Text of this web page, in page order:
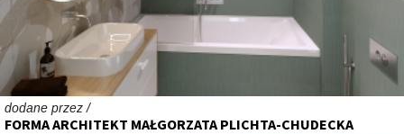
dodane przez /
FORMA ARCHITEKT MAŁGORZATA PLICHTA-CHUDECKA